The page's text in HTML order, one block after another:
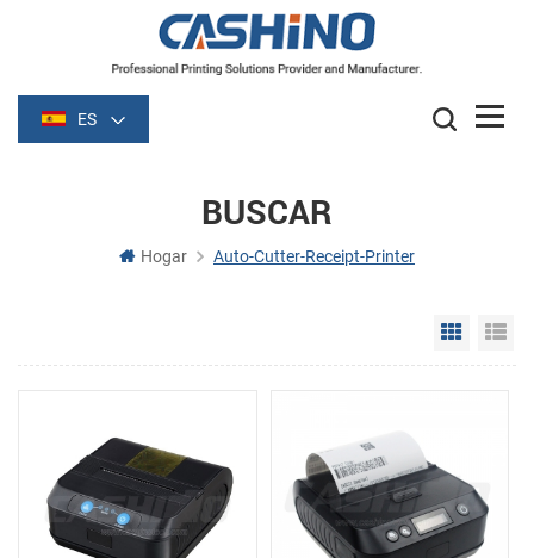
ES
BUSCAR
Hogar Auto-Cutter-Receipt-Printer
Grid